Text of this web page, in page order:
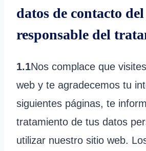
datos de contacto del
responsable del
1.1Nos complace que
web y te agradecemos tu
siguientes páginas, te
tratamiento de tus datos
utilizar nuestro sitio web.